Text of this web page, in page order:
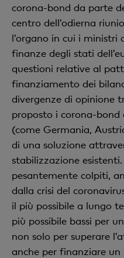
corona-bond da parte
centro dell’odierna
l’organo in cui i ministri
finanze degli stati
questioni relative al
finanziamento dei
divergenze di opinione
proposto i corona-bond
(come Germania,
di una soluzione
stabilizzazione
pesantemente colpiti,
dalla crisi del
il più possibile a lungo
più possibile bassi per
non solo per superare
anche per finanziare